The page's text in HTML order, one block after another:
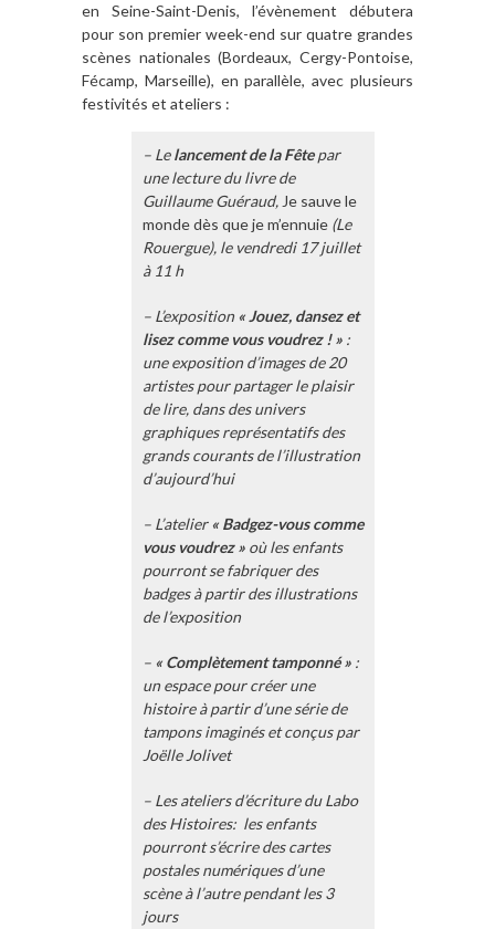
en Seine-Saint-Denis, l’évènement débutera
pour son premier week-end sur quatre grandes
scènes nationales (Bordeaux, Cergy-Pontoise,
Fécamp, Marseille), en parallèle, avec plusieurs
festivités et ateliers :
– Lelancement de la Fêtepar
une lecture du livre de
Guillaume Guéraud, Je sauve le
monde dès que je m’ennuie (Le
Rouergue), le vendredi 17 juillet
à 11 h
– L’exposition « Jouez, dansez et
lisez comme vous voudrez ! » :
une exposition d’images de 20
artistes pour partager le plaisir
de lire, dans des univers
graphiques représentatifs des
grands courants de l’illustration
d’aujourd’hui
– L’atelier « Badgez-vous comme
vous voudrez » où les enfants
pourront se fabriquer des
badges à partir des illustrations
de l’exposition
– « Complètement tamponné » :
un espace pour créer une
histoire à partir d’une série de
tampons imaginés et conçus par
Joëlle Jolivet
– Les ateliers d’écriture du Labo
des Histoires: les enfants
pourront s’écrire des cartes
postales numériques d’une
scène à l’autre pendant les 3
jours